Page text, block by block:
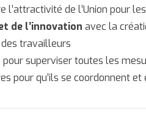
de l’Union pour
de l’innovation avec la
travailleurs
pour superviser toutes les
pour qu’ils se coordonnent